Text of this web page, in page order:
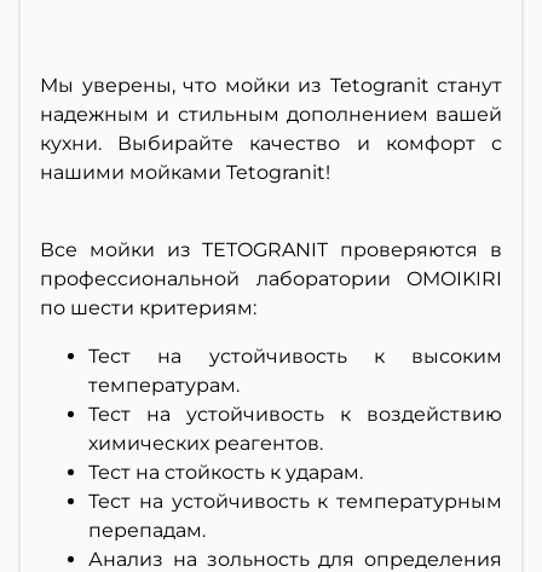
Мы уверены, что мойки из Tetogranit станут
надежным и стильным дополнением вашей
кухни. Выбирайте качество и комфорт с
нашими мойками Tetogranit!
Все мойки из TETOGRANIT проверяются в
профессиональной лаборатории OMOIKIRI
по шести критериям:
Тест на устойчивость к высоким
температурам.
Тест на устойчивость к воздействию
химических реагентов.
Тест на стойкость к ударам.
Тест на устойчивость к температурным
перепадам.
Анализ на зольность для определения